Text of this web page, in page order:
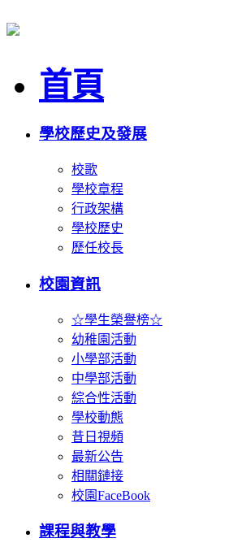
首頁
學校歷史及發展
校歌
學校章程
行政架構
學校歷史
歷任校長
校園資訊
☆學生榮譽榜☆
幼稚園活動
小學部活動
中學部活動
綜合性活動
學校動態
昔日視頻
最新公告
相關鏈接
校園FaceBook
課程與教學